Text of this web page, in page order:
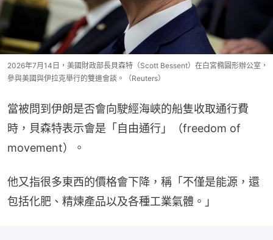
2026年7月14日，美國財政部長貝森特（Scott Bessent）在白宮橢圓形辦公室，
參與美國與伊拉克舉行的雙邊會談。（Reuters）
當被問到伊朗是否會向駛經海峽的船隻收取通行費
時，貝森特表示會是「自由通行」（freedom of
movement）。
他又指很多東西的價格會下降，稱「不僅是能源，還
包括化肥、精煉產品以及各種工業氣體。」